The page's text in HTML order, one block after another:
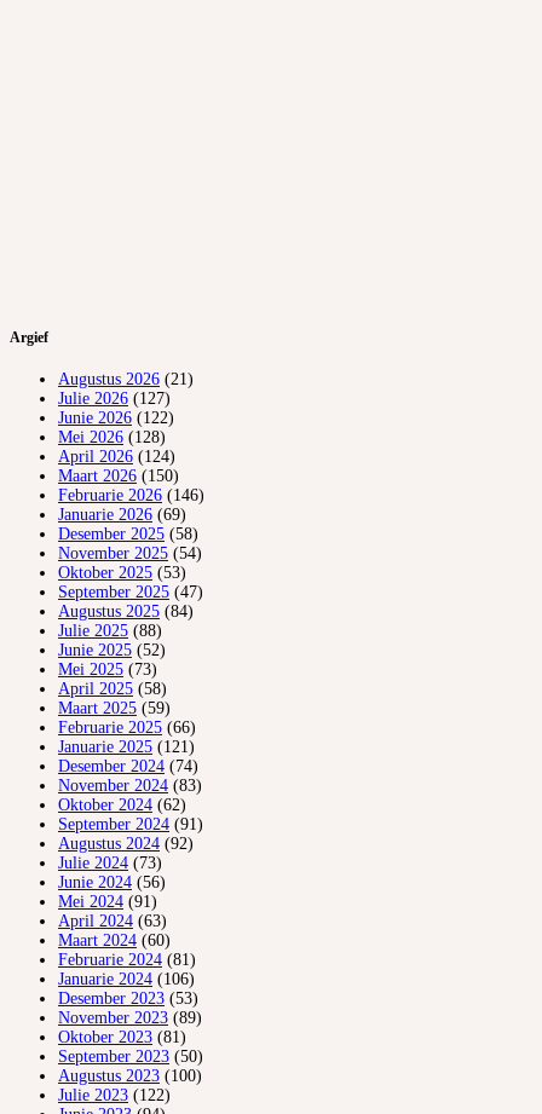
Argief
Augustus 2026 (21)
Julie 2026 (127)
Junie 2026 (122)
Mei 2026 (128)
April 2026 (124)
Maart 2026 (150)
Februarie 2026 (146)
Januarie 2026 (69)
Desember 2025 (58)
November 2025 (54)
Oktober 2025 (53)
September 2025 (47)
Augustus 2025 (84)
Julie 2025 (88)
Junie 2025 (52)
Mei 2025 (73)
April 2025 (58)
Maart 2025 (59)
Februarie 2025 (66)
Januarie 2025 (121)
Desember 2024 (74)
November 2024 (83)
Oktober 2024 (62)
September 2024 (91)
Augustus 2024 (92)
Julie 2024 (73)
Junie 2024 (56)
Mei 2024 (91)
April 2024 (63)
Maart 2024 (60)
Februarie 2024 (81)
Januarie 2024 (106)
Desember 2023 (53)
November 2023 (89)
Oktober 2023 (81)
September 2023 (50)
Augustus 2023 (100)
Julie 2023 (122)